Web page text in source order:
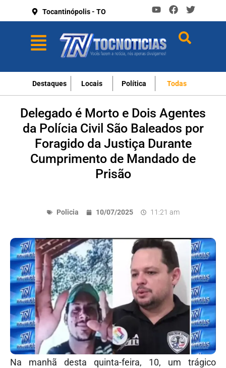
Tocantinópolis - TO
Destaques Locais Política Todas
Delegado é Morto e Dois Agentes
da Polícia Civil São Baleados por
Foragido da Justiça Durante
Cumprimento de Mandado de
Prisão
Policia 10/07/2025 11:21 am
Na manhã desta quinta-feira, 10, um trágico